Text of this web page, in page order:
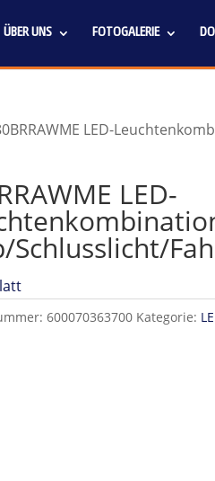
ÜBER UNS FOTOGALERIE
LED-
LED-
Schlusslicht/
600070363700 Kategorie: